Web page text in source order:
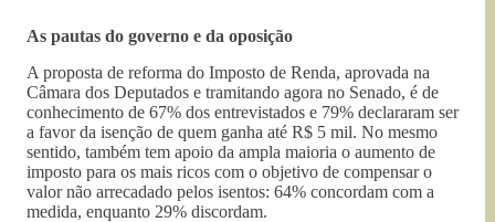
As pautas do governo e da oposição
A proposta de reforma do Imposto de Renda, aprovada na
Câmara dos Deputados e tramitando agora no Senado, é de
conhecimento de 67% dos entrevistados e 79% declararam ser
a favor da isenção de quem ganha até R$ 5 mil. No mesmo
sentido, também tem apoio da ampla maioria o aumento de
imposto para os mais ricos com o objetivo de compensar o
valor não arrecadado pelos isentos: 64% concordam com a
medida, enquanto 29% discordam.